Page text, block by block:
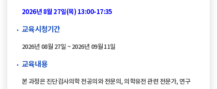
2026년 8월 27일(목) 13:00-17:35
교육시청기간
2026년 08월 27일 ~ 2026년 09월 11일
교육내용
본 과정은 진단검사의학 전공의와 전문의, 의학유전 관련 전문가, 연구